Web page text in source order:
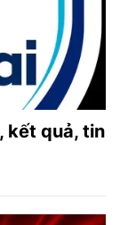
kết quả, tin